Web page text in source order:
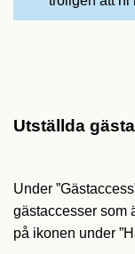
Utställda
Under
gästaccesser som
på ikonen under